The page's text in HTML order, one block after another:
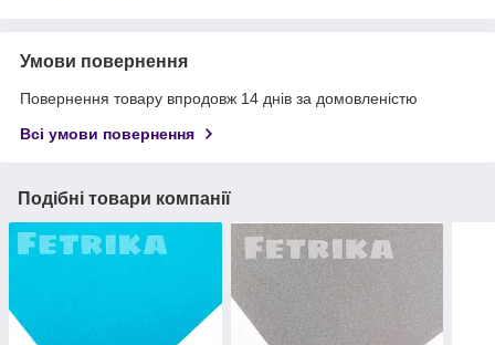
Умови повернення
Повернення товару впродовж 14 днів за домовленістю
Всі умови повернення
Подібні товари компанії